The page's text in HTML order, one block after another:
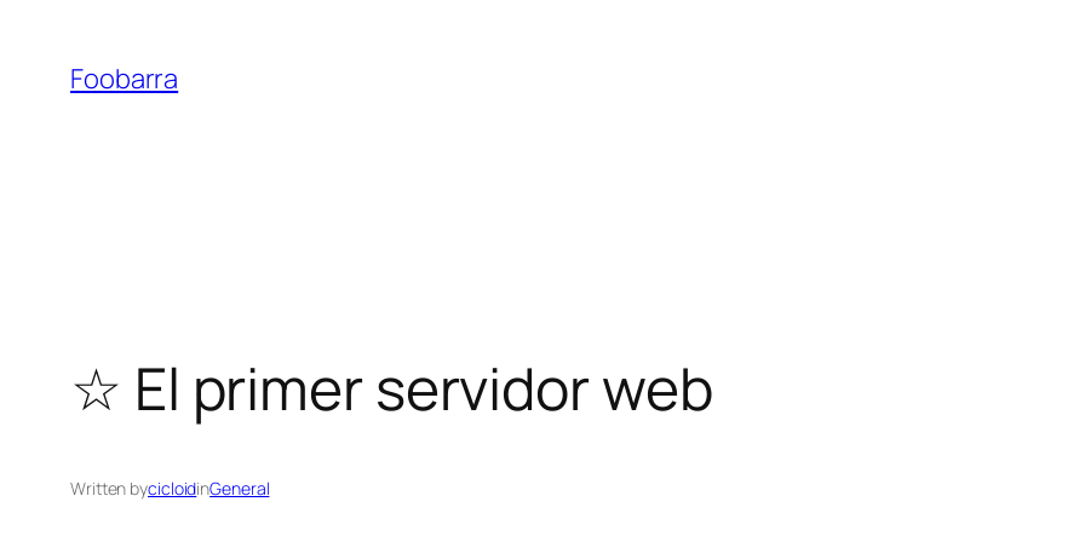
contenido
Foobarra
☆ El primer servidor web
Written bycicloidinGeneral